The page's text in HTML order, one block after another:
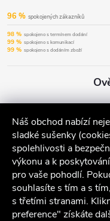
Náš obchod nabízí
sladké sušenky
spolehlivosti a
výkonu a k
pro vaše pohodlí.
souhlasíte s tím a s
s třetími stranami.
preference" získáte
96 % spokojených zákazníků
98 % spokojeno s termínem dodání
99 % spokojeno s komunikací
99 % spokojeno s dodáním zboží